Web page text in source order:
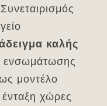
καλής
ενσωμάτωσης
μοντέλο
χώρες